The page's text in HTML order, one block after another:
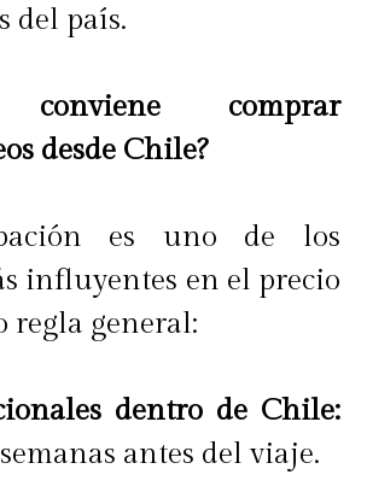
del país.
conviene comprar
desde Chile?
es uno de los
influyentes en el precio
regla general:
dentro de Chile:
antes del viaje.